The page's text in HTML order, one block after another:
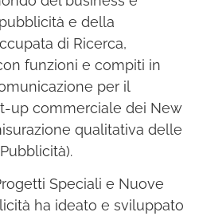
e della
di Ricerca,
funzioni e compiti in
per il
up commerciale dei New
qualitativa delle
Speciali e Nuove
ha ideato e sviluppato